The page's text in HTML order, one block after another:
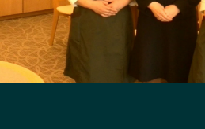
香川エリア
愛
高知エリア
佐賀エリア
長